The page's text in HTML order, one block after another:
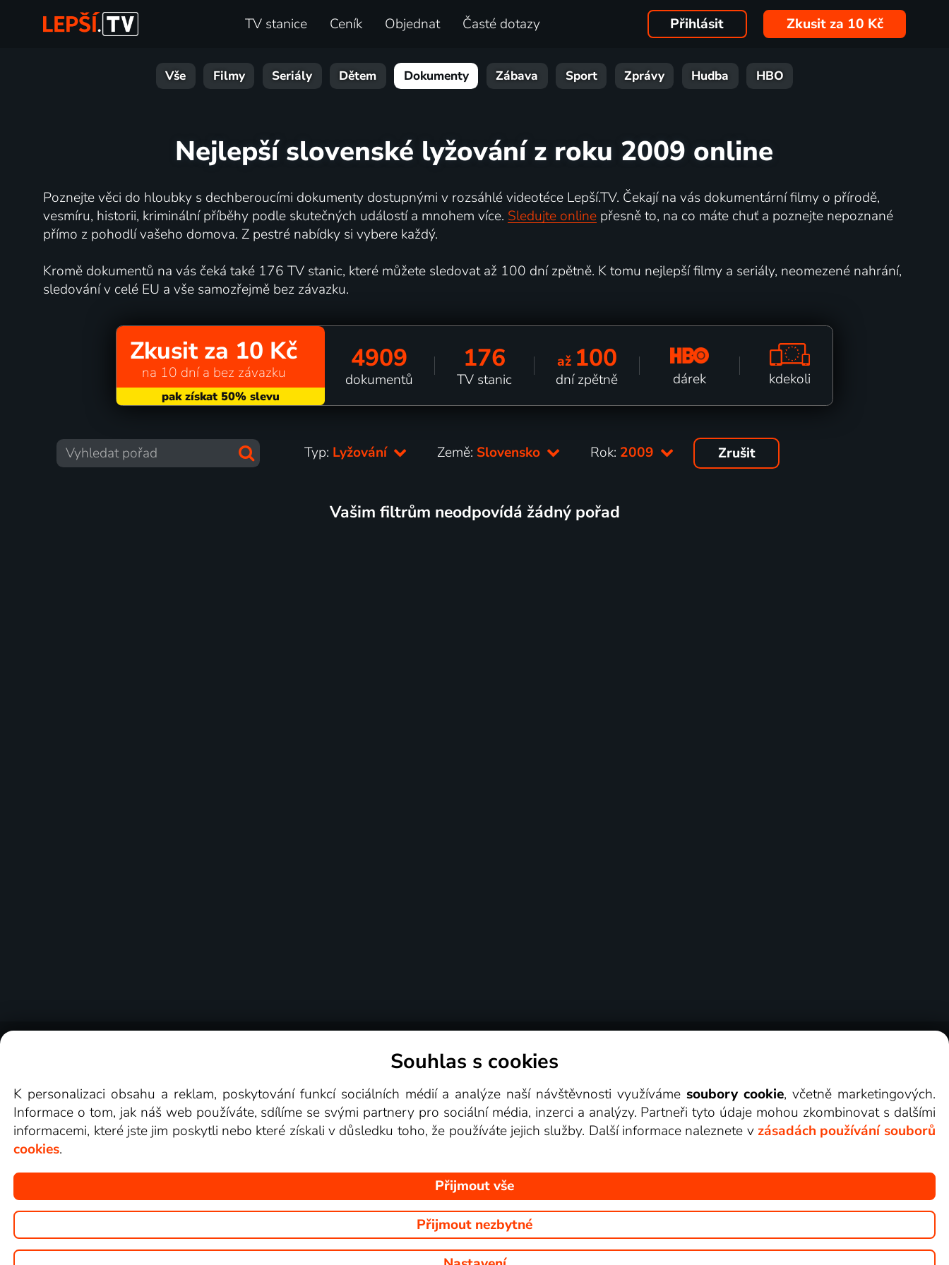
TV stanice Ceník Objednat Časté dotazy Přihlásit Zkusit za 10 Kč
Vše Filmy Seriály Dětem Dokumenty Zábava Sport Zprávy Hudba HBO
Nejlepší slovenské lyžování z roku 2009 online
Poznejte věci do hloubky s dechberoucími dokumenty dostupnými v rozsáhlé videotéce Lepší.TV. Čekají na vás dokumentární filmy o přírodě,
vesmíru, historii, kriminální příběhy podle skutečných událostí a mnohem více. Sledujte onlinepřesně to, na co máte chuť a poznejte nepoznané
přímo z pohodlí vašeho domova. Z pestré nabídky si vybere každý.
Kromě dokumentů na vás čeká také 176 TV stanic, které můžete sledovat až 100 dní zpětně. K tomu nejlepší filmy a seriály, neomezené nahrání,
sledování v celé EU a vše samozřejmě bez závazku.
Zkusit za 10 Kč
na 10 dní a bez závazku 4909
dokumentů
176
TV stanic
až 100
dní zpětně dárek kdekoli
Typ: Lyžování Země: Slovensko Rok: 2009 Zrušit
Vašim filtrům neodpovídá žádný pořad
Videotéka
Copyright © goNET s.r.o. Na tomto webu jsou zobrazovány obrázky z pořadů TV stanic, které můžete sledovat v Lepší.TV.
Souhlas s cookies
K personalizaci obsahu a reklam, poskytování funkcí sociálních médií a analýze naší návštěvnosti využívámesoubory cookie, včetně marketingových.
Informace o tom, jak náš web používáte, sdílíme se svými partnery pro sociální média, inzerci a analýzy. Partneři tyto údaje mohou zkombinovat s dalšími
informacemi, které jste jim poskytli nebo které získali v důsledku toho, že používáte jejich služby. Další informace naleznete v zásadách používání souborů
cookies.
Přijmout vše
Přijmout nezbytné